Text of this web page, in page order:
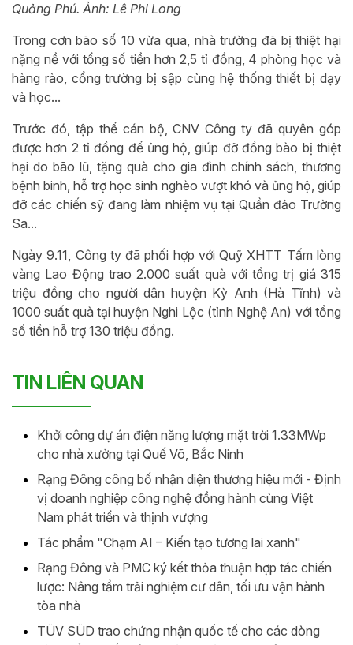
Quảng Phú. Ảnh: Lê Phi Long
Trong cơn bão số 10 vừa qua, nhà trường đã bị thiệt hại
nặng nề với tổng số tiền hơn 2,5 tỉ đồng, 4 phòng học và
hàng rào, cổng trường bị sập cùng hệ thống thiết bị dạy
và học...
Trước đó, tập thể cán bộ, CNV Công ty đã quyên góp
được hơn 2 tỉ đồng để ủng hộ, giúp đỡ đồng bào bị thiệt
hại do bão lũ, tặng quà cho gia đình chính sách, thương
bệnh binh, hỗ trợ học sinh nghèo vượt khó và ủng hộ, giúp
đỡ các chiến sỹ đang làm nhiệm vụ tại Quần đảo Trường
Sa...
Ngày 9.11, Công ty đã phối hợp với Quỹ XHTT Tấm lòng
vàng Lao Động trao 2.000 suất quà với tổng trị giá 315
triệu đồng cho người dân huyện Kỳ Anh (Hà Tĩnh) và
1000 suất quà tại huyện Nghi Lộc (tỉnh Nghệ An) với tổng
số tiền hỗ trợ 130 triệu đồng.
TIN LIÊN QUAN
Khởi công dự án điện năng lượng mặt trời 1.33MWp
cho nhà xưởng tại Quế Võ, Bắc Ninh
Rạng Đông công bố nhận diện thương hiệu mới - Định
vị doanh nghiệp công nghệ đồng hành cùng Việt
Nam phát triển và thịnh vượng
Tác phẩm "Chạm AI – Kiến tạo tương lai xanh"
Rạng Đông và PMC ký kết thỏa thuận hợp tác chiến
lược: Nâng tầm trải nghiệm cư dân, tối ưu vận hành
tòa nhà
TÜV SÜD trao chứng nhận quốc tế cho các dòng